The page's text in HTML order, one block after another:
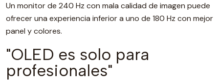
Un monitor de 240 Hz con mala calidad de imagen puede
ofrecer una experiencia inferior a uno de 180 Hz con mejor
panel y colores.
"OLED es solo para
profesionales"